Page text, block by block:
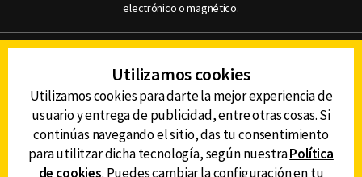
electrónico o magnético.
AVISO DE PRIVACIDAD
AVISO LEGAL
DEFENSORÍA DE LAS AUDIENCIAS
Utilizamos cookies
Utilizamos cookies para darte la mejor experiencia de
usuario y entrega de publicidad, entre otras cosas. Si
continúas navegando el sitio, das tu consentimiento
para utilitzar dicha tecnología, según nuestraPolítica
de cookies. Puedes cambiar la configuración en tu